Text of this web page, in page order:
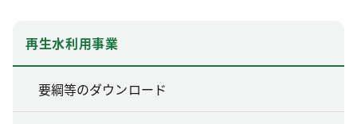
再生水利用事業
要綱等のダウンロード